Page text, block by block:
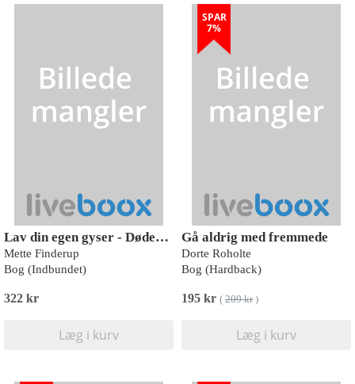
Lav din egen gyser - Dødens villa
Mette Finderup
Bog (Indbundet)
322 kr
Læg i kurv
SPAR
7%
Gå aldrig med fremmede
Dorte Roholte
Bog (Hardback)
195 kr ( 209 kr)
Læg i kurv